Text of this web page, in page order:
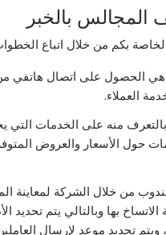
بالخبر
بكم من خلال اتباع الخطوات
هي الحصول على اتصال هاتفي
العملاء.
منه على الخدمات التي
حول الأسعار والعروض
من خلال الشركة لمعاينة
بها وبالتالي يتم تحديد
ويتم تحديد موعد لإرسال